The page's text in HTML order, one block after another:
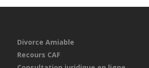
Divorce Amiable
Recours CAF